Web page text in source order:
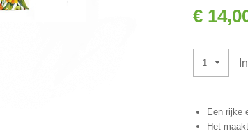
€
Een rijke
Het